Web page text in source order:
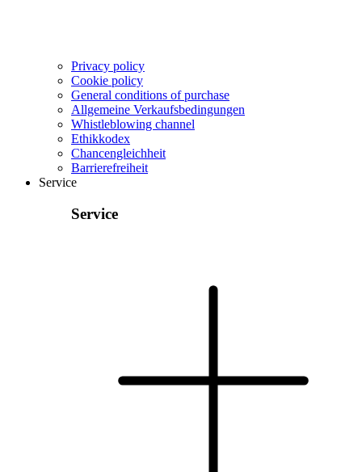
Privacy policy
Cookie policy
General conditions of purchase
Allgemeine Verkaufsbedingungen
Whistleblowing channel
Ethikkodex
Chancengleichheit
Barrierefreiheit
Service
Service